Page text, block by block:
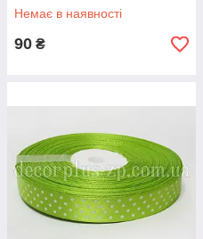
Немає в наявності
90 ₴